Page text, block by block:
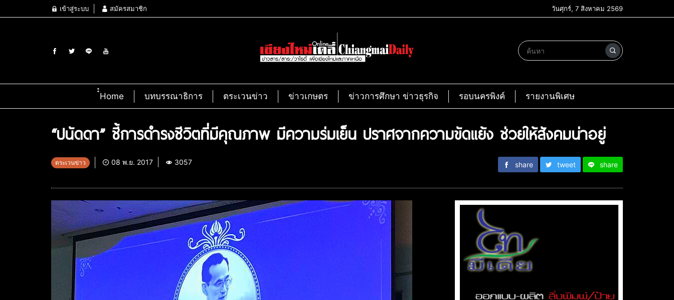
เข้าสู่ระบบ สมัครสมาชิก วันศุกร์, 7 สิงหาคม 2569
๋๋Home บทบรรณาธิการ ตระเวนข่าว ข่าวเกษตร ข่าวการศึกษา ข่าวธุรกิจ รอบนครพิงค์ รายงานพิเศษ
“ปนัดดา” ชี้การดำรงชีวิตที่มีคุณภาพ มีความร่มเย็น ปราศจากความขัดแย้ง ช่วยให้สังคมน่าอยู่
ตระเวนข่าว 08 พ.ย. 2017 3057 share tweet share